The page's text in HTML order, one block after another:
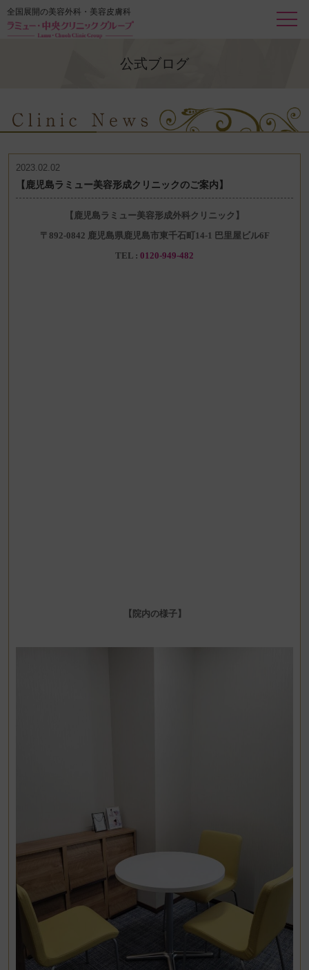
全国展開の美容外科・美容皮膚科
公式ブログ
2023.02.02
【鹿児島ラミュー美容形成クリニックのご案内】
【鹿児島ラミュー美容形成外科クリニック】
〒892-0842 鹿児島県鹿児島市東千石町14-1 巴里屋ビル6F
TEL : 0120-949-482
【 院内の様子】